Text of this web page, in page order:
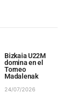
Bizkaia U22M
domina en el
Torneo
Madalenak
24/07/2026